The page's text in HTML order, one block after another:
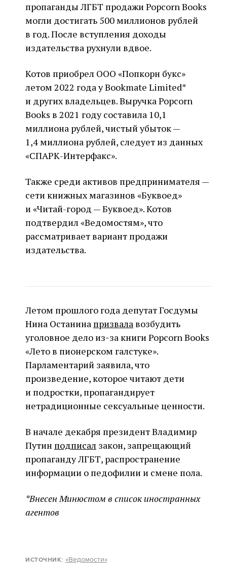
пропаганды ЛГБТ продажи Popcorn Books
могли достигать 500 миллионов рублей
в год. После вступления доходы
издательства рухнули вдвое.
Котов приобрел ООО «Попкорн букс»
летом 2022 года у Bookmate Limited*
и других владельцев. Выручка Popcorn
Books в 2021 году составила 10,1
миллиона рублей, чистый убыток —
1,4 миллиона рублей, следует из данных
«СПАРК-Интерфакс».
Также среди активов предпринимателя —
сети книжных магазинов «Буквоед»
и «Читай-город — Буквоед». Котов
подтвердил «Ведомостям», что
рассматривает вариант продажи
издательства.
Летом прошлого года депутат Госдумы
Нина Останина призвалавозбудить
уголовное дело из‑за книги Popcorn Books
«Лето в пионерском галстуке».
Парламентарий заявила, что
произведение, которое читают дети
и подростки, пропагандирует
нетрадиционные сексуальные ценности.
В начале декабря президент Владимир
Путин подписал закон, запрещающий
пропаганду ЛГБТ, распространение
информации о педофилии и смене пола.
*Внесен Минюстом в список иностранных
агентов
ИСТОЧНИК: «Ведомости»